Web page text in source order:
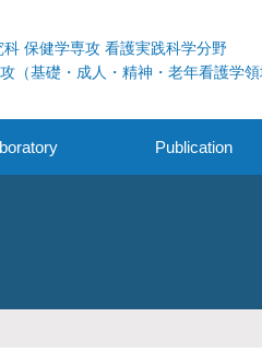
保健学専攻 看護実践科学分野
（基礎・成人・精神・老年看護学領
Publication